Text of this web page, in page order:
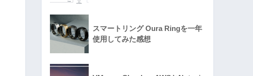
スマートリング Oura Ringを一年
使用してみた感想